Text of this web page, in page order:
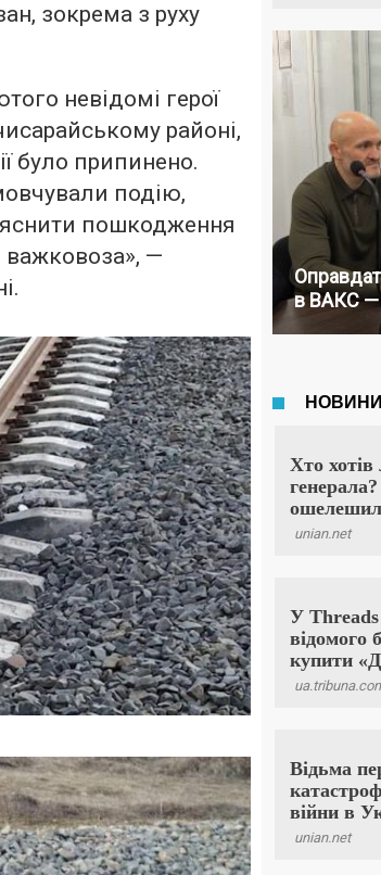
зокрема з руху
невідомі герої
районі,
було припинено.
подію,
пошкодження
важковоза», —
в ВАКС —